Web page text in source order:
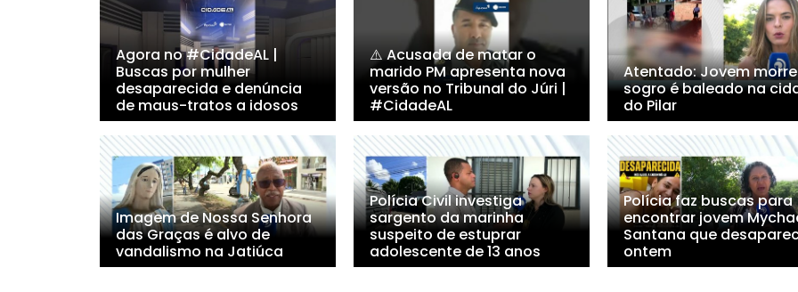
Agora no #CidadeAL |
Buscas por mulher
desaparecida e denúncia
de maus-tratos a idosos
⚠️ Acusada de matar o
marido PM apresenta nova
versão no Tribunal do Júri |
#CidadeAL
Atentado: Jovem
sogro é baleado na
do Pilar
Imagem de Nossa Senhora
das Graças é alvo de
vandalismo na Jatiúca
Polícia Civil investiga
sargento da marinha
suspeito de estuprar
adolescente de 13 anos
Polícia faz buscas para
encontrar jovem
Santana que
ontem